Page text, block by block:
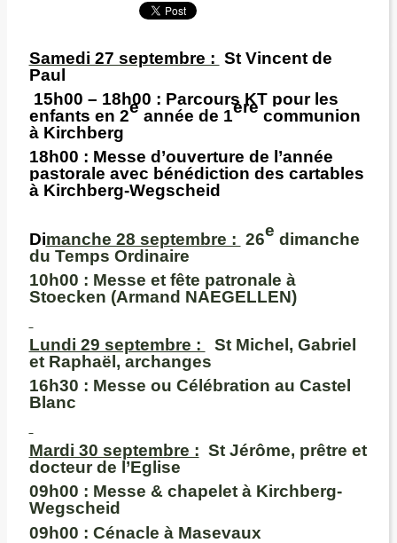
Samedi 27 septembre : St Vincent de
Paul
15h00 – 18h00 : Parcours KT pour les
enfants en 2e année de 1ère communion
à Kirchberg
18h00 : Messe d’ouverture de l’année
pastorale avec bénédiction des cartables
à Kirchberg-Wegscheid
Dimanche 28 septembre : 26e dimanche
du Temps Ordinaire
10h00 : Messe et fête patronale à
Stoecken (Armand NAEGELLEN)
Lundi 29 septembre :
St Michel, Gabriel
et Raphaël, archanges
16h30 : Messe ou Célébration au Castel
Blanc
Mardi 30 septembre : St Jérôme, prêtre et
docteur de l’Eglise
09h00 : Messe & chapelet à Kirchberg-
Wegscheid
09h00 : Cénacle à Masevaux